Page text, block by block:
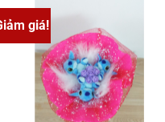
giá!